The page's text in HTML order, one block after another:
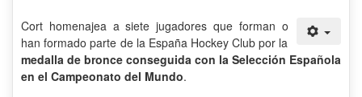
Cort homenajea a siete jugadores que forman o
han formado parte de la España Hockey Club por la
medalla de bronce conseguida con la Selección Española
en el Campeonato del Mundo.